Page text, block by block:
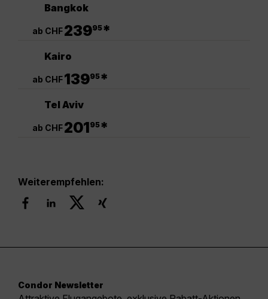
Bangkok
ab CHF23995*
Kairo
ab CHF13995*
Tel Aviv
ab CHF20195*
Weiterempfehlen:
Condor Newsletter